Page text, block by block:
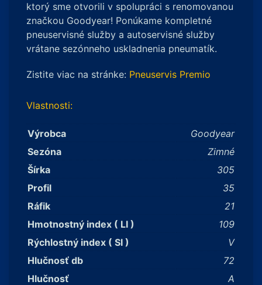
ktorý sme otvorili v spolupráci s renomovanou
značkou Goodyear! Ponúkame kompletné
pneuservisné služby a autoservisné služby
vrátane sezónneho uskladnenia pneumatík.
Zistite viac na stránke: Pneuservis Premio
Vlastnosti:
Výrobca
Goodyear
Sezóna
Zimné
Šírka
305
Profil
35
Ráfik
21
Hmotnostný index ( LI )
109
Rýchlostný index ( SI )
V
Hlučnosť db
72
Hlučnosť
A